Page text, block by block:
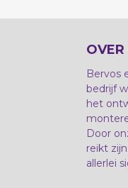
OVER
Bervos
bedrijf
het
Door
reikt
allerlei